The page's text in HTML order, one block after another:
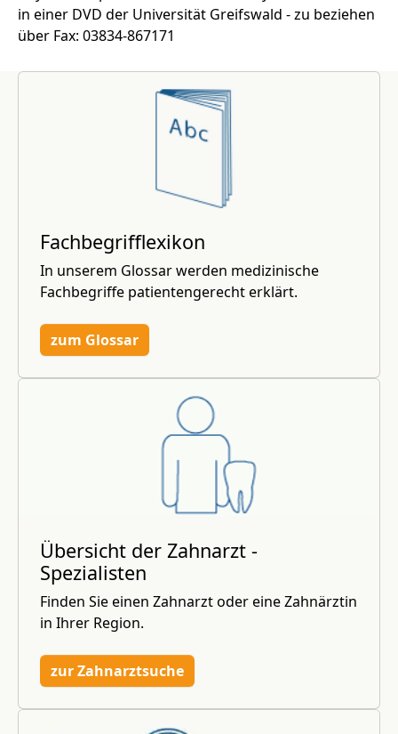
in einer DVD der Universität Greifswald - zu beziehen
über Fax: 03834-867171
Fachbegrifflexikon
In unserem Glossar werden medizinische
Fachbegriffe patientengerecht erklärt.
zum Glossar
Übersicht der Zahnarzt -
Spezialisten
Finden Sie einen Zahnarzt oder eine Zahnärztin
in Ihrer Region.
zur Zahnarztsuche